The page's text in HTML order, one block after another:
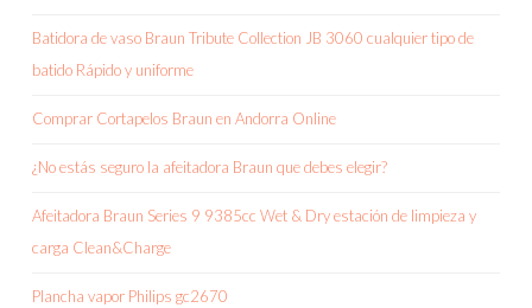
Batidora de vaso Braun Tribute Collection JB 3060 cualquier tipo de
batido Rápido y uniforme
Comprar Cortapelos Braun en Andorra Online
¿No estás seguro la afeitadora Braun que debes elegir?
Afeitadora Braun Series 9 9385cc Wet & Dry estación de limpieza y
carga Clean&Charge
Plancha vapor Philips gc2670